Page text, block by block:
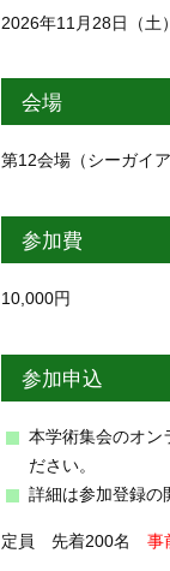
2026年11月28日（土
会場
第12会場（シーガイ
参加費
10,000円
参加申込
本学術集会のオン
ださい。
詳細は参加登録の
定員 先着200名 事